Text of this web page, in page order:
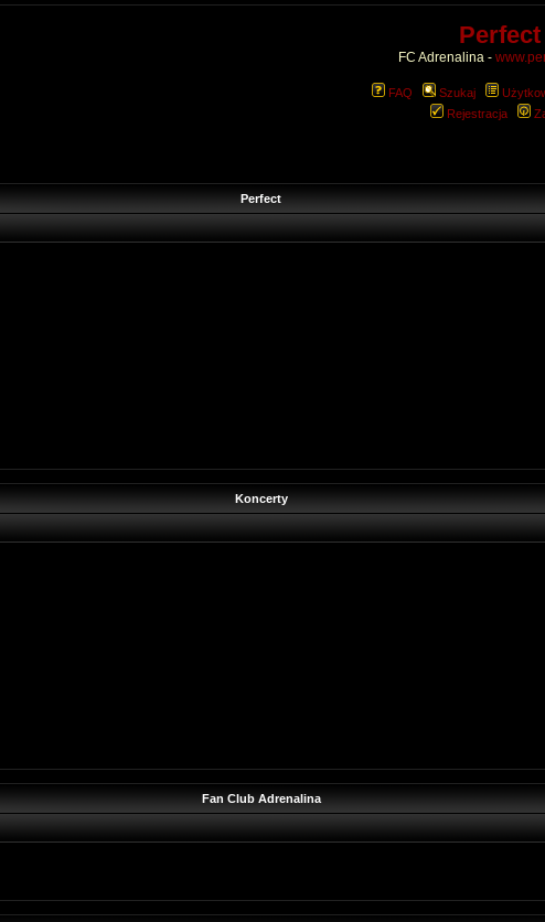
Perfect
FC Adrenalina -
FAQ Szukaj
Rejestracja
Perfect
Koncerty
Fan Club Adrenalina